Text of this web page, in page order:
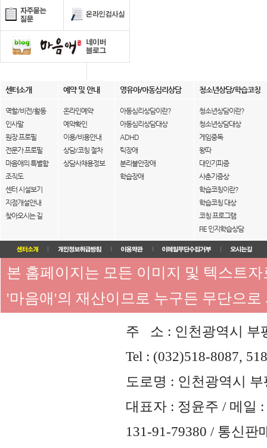
센터소개 예약 및 안내 영유아/아동심리상담 청소년상담/학습코칭
역할/비전/활동
인사말
원장 프로필
전문가 프로필
마음애의 특별함
조직도
센터 시설보기
지점개설안내
찾아오시는 길
온라인예약
예약확인
이용/비용안내
상담/코칭 절차
상담사채용정보
아동심리상담이란?
아동심리상담대상
ADHD
틱장애
분리불안장애
학습장애
청소년상담이란?
청소년상담대상
게임중독
왕따
대인기피증
사춘기증상
학습코칭이란?
학습코칭 대상
코칭 프로그램
FIE 인지학습상담
본 홈페이지는 모든 이미지 및 텍스트
'마음애'의 재산이므로 누구든 무단으
주 소 : 인천광역시 부
Tel : (032)518-8087,
도로명 : 인천광역시
대표자 : 정윤주 / 메일 :
131-91-79380 / 통신판